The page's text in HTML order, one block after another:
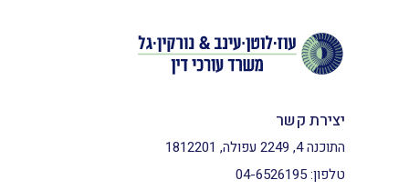
יצירת קשר
התוכנה 4, 2249 עפולה, 1812201
טלפון:04-6526195